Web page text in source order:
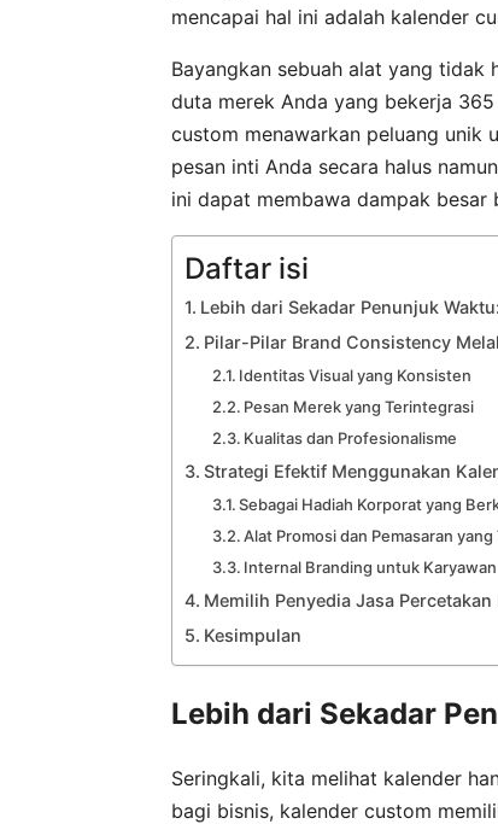
mencapai hal ini adalah kalender
Bayangkan sebuah alat yang
duta merek Anda yang bekerja
custom menawarkan peluang unik
pesan inti Anda secara halus
ini dapat membawa dampak besar
Daftar isi
Lebih dari Sekadar Penunjuk
Pilar-Pilar Brand Consistency
Identitas Visual yang Konsisten
Pesan Merek yang Terintegrasi
Kualitas dan Profesionalisme
Strategi Efektif Menggunakan
Sebagai Hadiah Korporat yang
Alat Promosi dan Pemasaran yang
Internal Branding untuk Karyawan
Memilih Penyedia Jasa
Kesimpulan
Lebih dari Sekadar
Seringkali, kita melihat kalender
bagi bisnis, kalender custom